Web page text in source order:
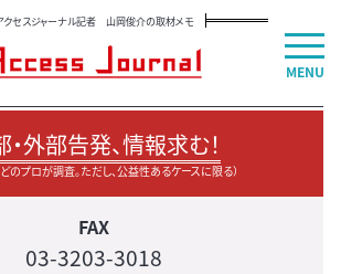
クセスジャーナル記者 山岡俊介の取材メモ
・外部告発、情報求む！
のプロが調査。ただし、公益性あるケースに限る）
FAX
03-3203-3018
MENU